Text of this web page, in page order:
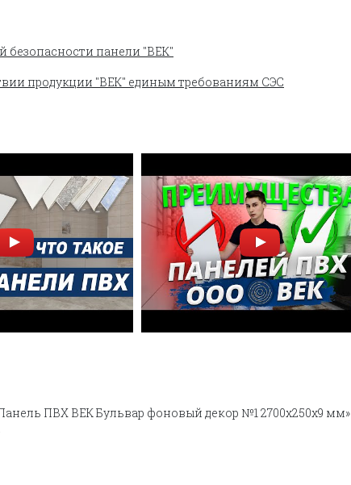
безопасности панели "ВЕК"
продукции "ВЕК" единым требованиям СЭС
ПВХ ВЕК Бульвар фоновый декор №1 2700х250х9 мм»